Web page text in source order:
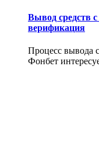
Вывод средств
верификация
Процесс вывода
Фонбет